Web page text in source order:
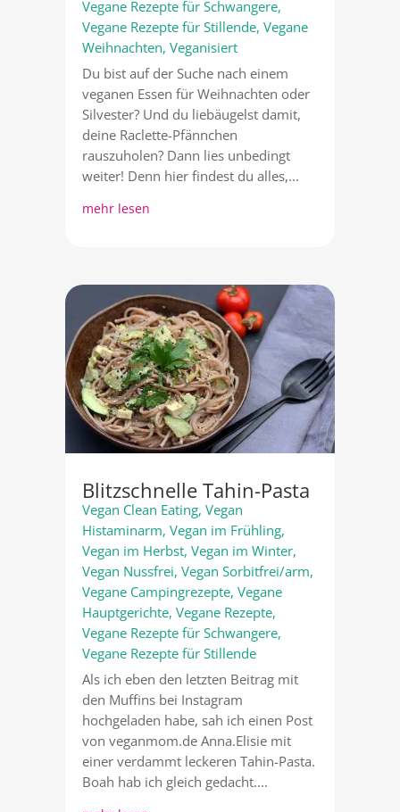
Vegane Rezepte für Schwangere,
Vegane Rezepte für Stillende, Vegane
Weihnachten, Veganisiert
Du bist auf der Suche nach einem
veganen Essen für Weihnachten oder
Silvester? Und du liebäugelst damit,
deine Raclette-Pfännchen
rauszuholen? Dann lies unbedingt
weiter! Denn hier findest du alles,...
mehr lesen
Blitzschnelle Tahin-Pasta
Vegan Clean Eating, Vegan
Histaminarm, Vegan im Frühling,
Vegan im Herbst, Vegan im Winter,
Vegan Nussfrei, Vegan Sorbitfrei/arm,
Vegane Campingrezepte, Vegane
Hauptgerichte, Vegane Rezepte,
Vegane Rezepte für Schwangere,
Vegane Rezepte für Stillende
Als ich eben den letzten Beitrag mit
den Muffins bei Instagram
hochgeladen habe, sah ich einen Post
von veganmom.de Anna.Elisie mit
einer verdammt leckeren Tahin-Pasta.
Boah hab ich gleich gedacht....